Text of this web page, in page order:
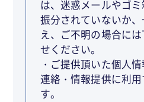
は、迷惑メールやゴ
振分されていないか
え、ご不明の場合に
せください。
・ご提供頂いた個人
連絡・情報提供に利
す。